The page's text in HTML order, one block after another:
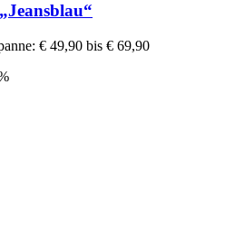
€ 49,90 bis € 69,90